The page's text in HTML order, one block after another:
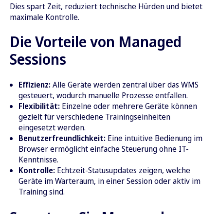
Dies spart Zeit, reduziert technische Hürden und bietet
maximale Kontrolle.
Die Vorteile von Managed
Sessions
Effizienz:Alle Geräte werden zentral über das WMS
gesteuert, wodurch manuelle Prozesse entfallen.
Flexibilität:Einzelne oder mehrere Geräte können
gezielt für verschiedene Trainingseinheiten
eingesetzt werden.
Benutzerfreundlichkeit:Eine intuitive Bedienung im
Browser ermöglicht einfache Steuerung ohne IT-
Kenntnisse.
Kontrolle:Echtzeit-Statusupdates zeigen, welche
Geräte im Warteraum, in einer Session oder aktiv im
Training sind.